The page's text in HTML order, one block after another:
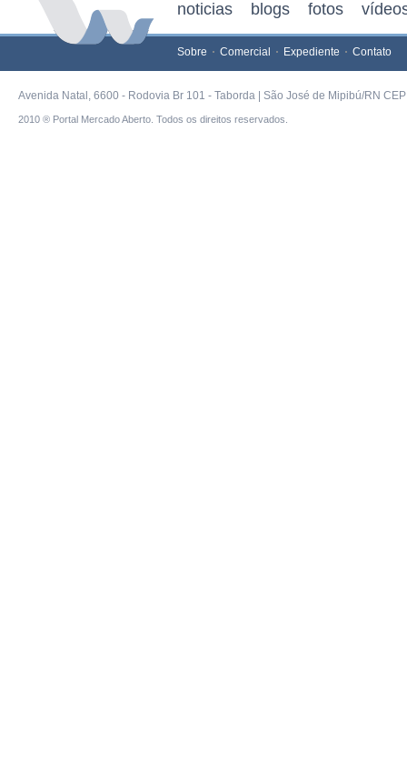
noticias blogs fotos
Sobre Comercial Expediente Contato
Avenida Natal, 6600 - Rodovia Br 101 - Taborda | São José de Mipibú/RN
2010 ® Portal Mercado Aberto. Todos os direitos reservados.